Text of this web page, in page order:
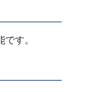
す。